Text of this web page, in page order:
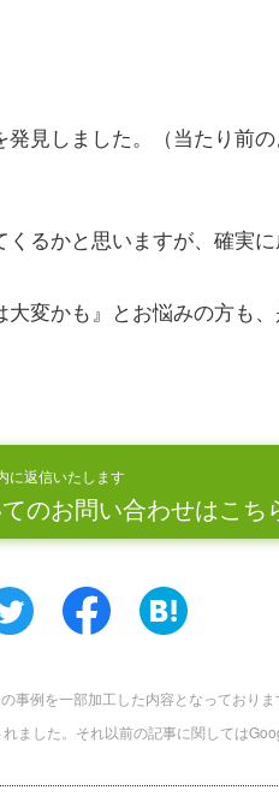
見しました。（当たり前
るかと思いますが、確実
変かも』とお悩みの方も
に返信いたします
のお問い合わせはこち
例を一部加工した内容となっておりま
ました。それ以前の記事に関しては